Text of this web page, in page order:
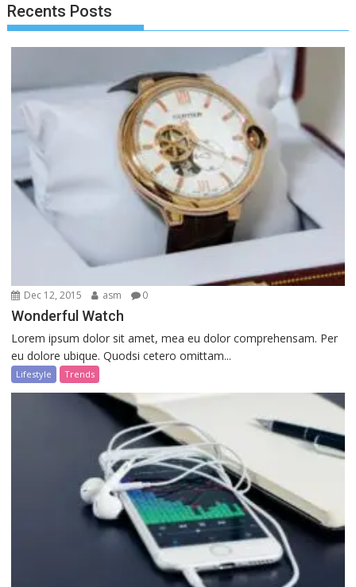
Recents Posts
Dec 12, 2015 asm 0
Wonderful Watch
Lorem ipsum dolor sit amet, mea eu dolor comprehensam. Per
eu dolore ubique. Quodsi cetero omittam...
Lifestyle Trends